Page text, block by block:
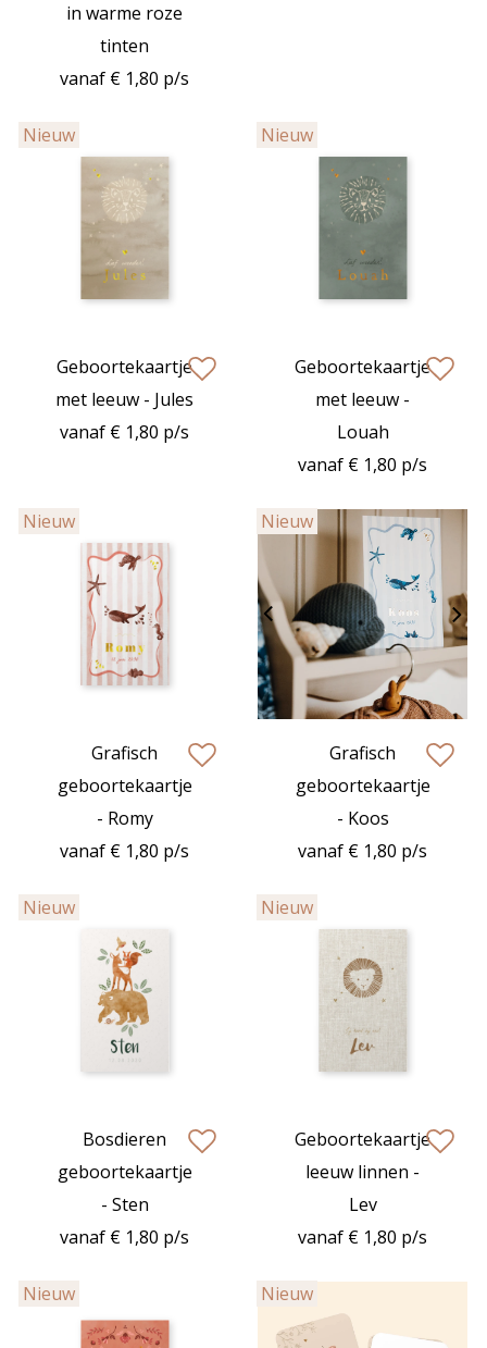
in warme roze
tinten
vanaf € 1,80 p/s
Nieuw
Geboortekaartje
met leeuw - Jules
vanaf € 1,80 p/s
Nieuw
Geboortekaartje
met leeuw -
Louah
vanaf € 1,80 p/s
Nieuw
Grafisch
geboortekaartje
- Romy
vanaf € 1,80 p/s
Nieuw
Grafisch
geboortekaartje
- Koos
vanaf € 1,80 p/s
Nieuw
Bosdieren
geboortekaartje
- Sten
vanaf € 1,80 p/s
Nieuw
Geboortekaartje
leeuw linnen -
Lev
vanaf € 1,80 p/s
Nieuw Nieuw